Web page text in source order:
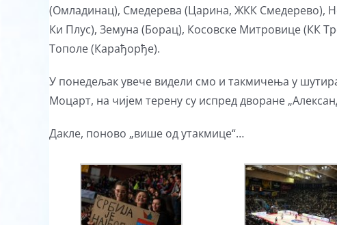
(Омладинац), Смедерева (Царина, ЖКК Смедерево),
Ки Плус), Земуна (Борац), Косовске Митровице (КК
Тополе (Карађорђе).
У понедељак увече видели смо и такмичења у
Моцарт, на чијем терену су испред дворане
Дакле, поново „више од утакмице“…